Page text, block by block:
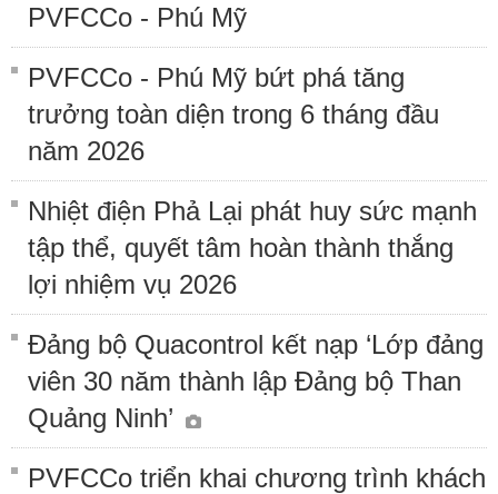
PVFCCo - Phú Mỹ
PVFCCo - Phú Mỹ bứt phá tăng
trưởng toàn diện trong 6 tháng đầu
năm 2026
Nhiệt điện Phả Lại phát huy sức mạnh
tập thể, quyết tâm hoàn thành thắng
lợi nhiệm vụ 2026
Đảng bộ Quacontrol kết nạp ‘Lớp đảng
viên 30 năm thành lập Đảng bộ Than
Quảng Ninh’
PVFCCo triển khai chương trình khách